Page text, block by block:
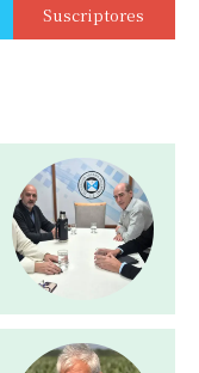
Suscriptores